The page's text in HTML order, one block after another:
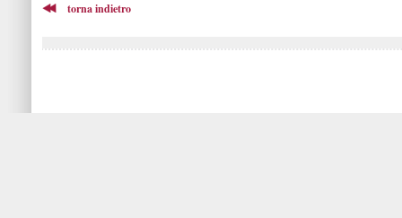
“Caorle in Jazz”
torna indietro